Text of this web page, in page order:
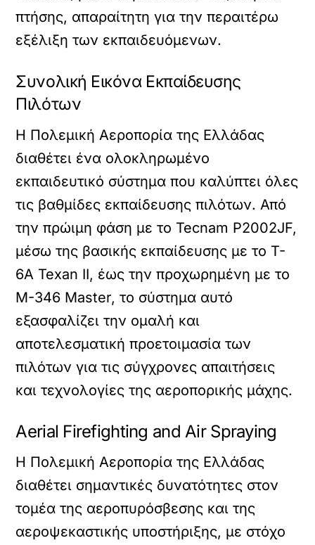
πτήσης, απαραίτητη για την περαιτέρω
εξέλιξη των εκπαιδευόμενων.
Συνολική Εικόνα Εκπαίδευσης
Πιλότων
Η Πολεμική Αεροπορία της Ελλάδας
διαθέτει ένα ολοκληρωμένο
εκπαιδευτικό σύστημα που καλύπτει όλες
τις βαθμίδες εκπαίδευσης πιλότων. Από
την πρώιμη φάση με το Tecnam P2002JF,
μέσω της βασικής εκπαίδευσης με το T-
6A Texan II, έως την προχωρημένη με το
M-346 Master, το σύστημα αυτό
εξασφαλίζει την ομαλή και
αποτελεσματική προετοιμασία των
πιλότων για τις σύγχρονες απαιτήσεις
και τεχνολογίες της αεροπορικής μάχης.
Aerial Firefighting and Air Spraying
Η Πολεμική Αεροπορία της Ελλάδας
διαθέτει σημαντικές δυνατότητες στον
τομέα της αεροπυρόσβεσης και της
αεροψεκαστικής υποστήριξης, με στόχο